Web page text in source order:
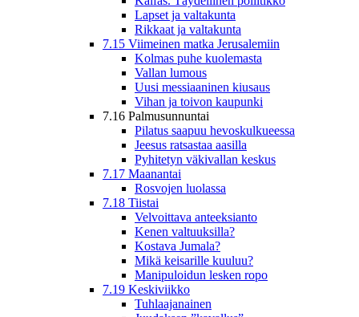
Lapset ja valtakunta
Rikkaat ja valtakunta
7.15 Viimeinen matka Jerusalemiin
Kolmas puhe kuolemasta
Vallan lumous
Uusi messiaaninen kiusaus
Vihan ja toivon kaupunki
7.16 Palmusunnuntai
Pilatus saapuu hevoskulkueessa
Jeesus ratsastaa aasilla
Pyhitetyn väkivallan keskus
7.17 Maanantai
Rosvojen luolassa
7.18 Tiistai
Velvoittava anteeksianto
Kenen valtuuksilla?
Kostava Jumala?
Mikä keisarille kuuluu?
Manipuloidun lesken ropo
7.19 Keskiviikko
Tuhlaajanainen